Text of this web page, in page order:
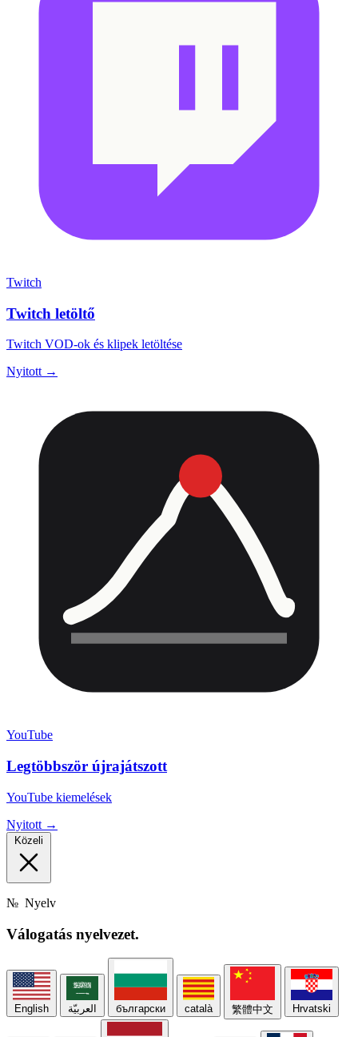
Twitch
Twitch letöltő
Twitch VOD-ok és klipek letöltése
Nyitott →
YouTube
Legtöbbször újrajátszott
YouTube kiemelések
Nyitott →
Közeli
№ Nyelv
Válogatás nyelvezet.
English العربيّة български català 繁體中文 Hrvatski